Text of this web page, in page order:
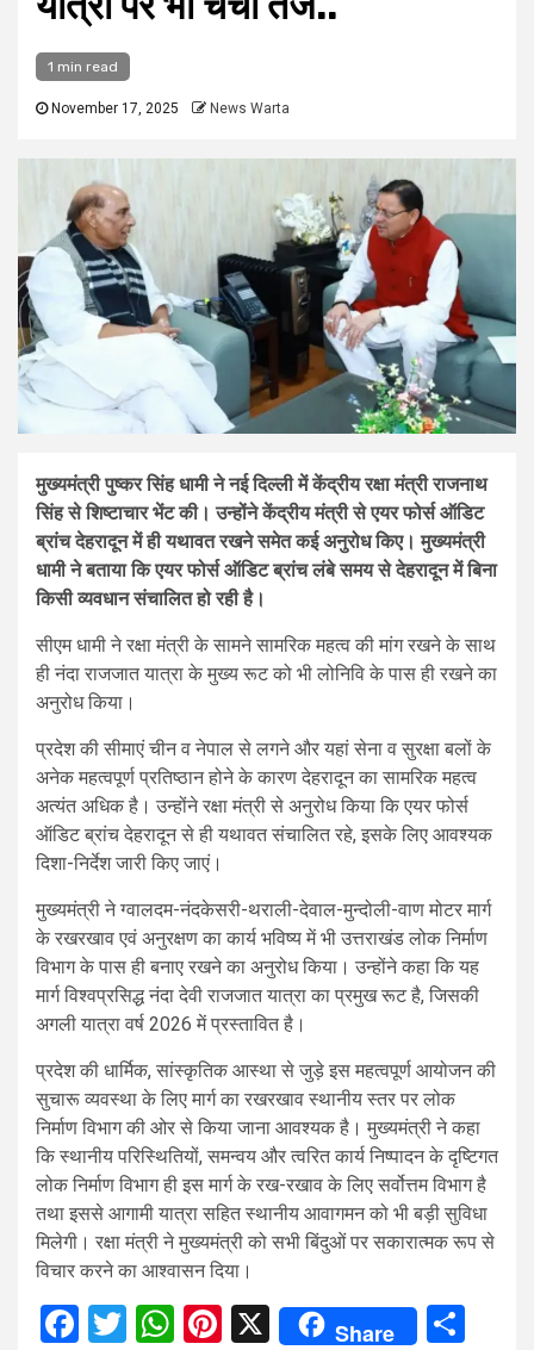
1 min read
November 17, 2025 News Warta
मुख्यमंत्री पुष्कर सिंह धामी ने नई दिल्ली में केंद्रीय रक्षा मंत्री राजनाथ
सिंह से शिष्टाचार भेंट की। उन्होंने केंद्रीय मंत्री से एयर फोर्स ऑडिट
ब्रांच देहरादून में ही यथावत रखने समेत कई अनुरोध किए। मुख्यमंत्री
धामी ने बताया कि एयर फोर्स ऑडिट ब्रांच लंबे समय से देहरादून में बिना
किसी व्यवधान संचालित हो रही है।
सीएम धामी ने रक्षा मंत्री के सामने सामरिक महत्व की मांग रखने के साथ
ही नंदा राजजात यात्रा के मुख्य रूट को भी लोनिवि के पास ही रखने का
अनुरोध किया।
प्रदेश की सीमाएं चीन व नेपाल से लगने और यहां सेना व सुरक्षा बलों के
अनेक महत्वपूर्ण प्रतिष्ठान होने के कारण देहरादून का सामरिक महत्व
अत्यंत अधिक है। उन्होंने रक्षा मंत्री से अनुरोध किया कि एयर फोर्स
ऑडिट ब्रांच देहरादून से ही यथावत संचालित रहे, इसके लिए आवश्यक
दिशा-निर्देश जारी किए जाएं।
मुख्यमंत्री ने ग्वालदम-नंदकेसरी-थराली-देवाल-मुन्दोली-वाण मोटर मार्ग
के रखरखाव एवं अनुरक्षण का कार्य भविष्य में भी उत्तराखंड लोक निर्माण
विभाग के पास ही बनाए रखने का अनुरोध किया। उन्होंने कहा कि यह
मार्ग विश्वप्रसिद्ध नंदा देवी राजजात यात्रा का प्रमुख रूट है, जिसकी
अगली यात्रा वर्ष 2026 में प्रस्तावित है।
प्रदेश की धार्मिक, सांस्कृतिक आस्था से जुड़े इस महत्वपूर्ण आयोजन की
सुचारू व्यवस्था के लिए मार्ग का रखरखाव स्थानीय स्तर पर लोक
निर्माण विभाग की ओर से किया जाना आवश्यक है। मुख्यमंत्री ने कहा
कि स्थानीय परिस्थितियों, समन्वय और त्वरित कार्य निष्पादन के दृष्टिगत
लोक निर्माण विभाग ही इस मार्ग के रख-रखाव के लिए सर्वोत्तम विभाग है
तथा इससे आगामी यात्रा सहित स्थानीय आवागमन को भी बड़ी सुविधा
मिलेगी। रक्षा मंत्री ने मुख्यमंत्री को सभी बिंदुओं पर सकारात्मक रूप से
विचार करने का आश्वासन दिया।
Facebook
Twitter
WhatsApp
Pinterest
X Share